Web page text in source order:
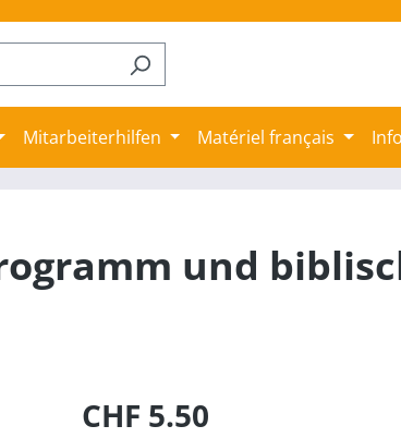
Mitarbeiterhilfen Matériel français
und
CHF 5.50